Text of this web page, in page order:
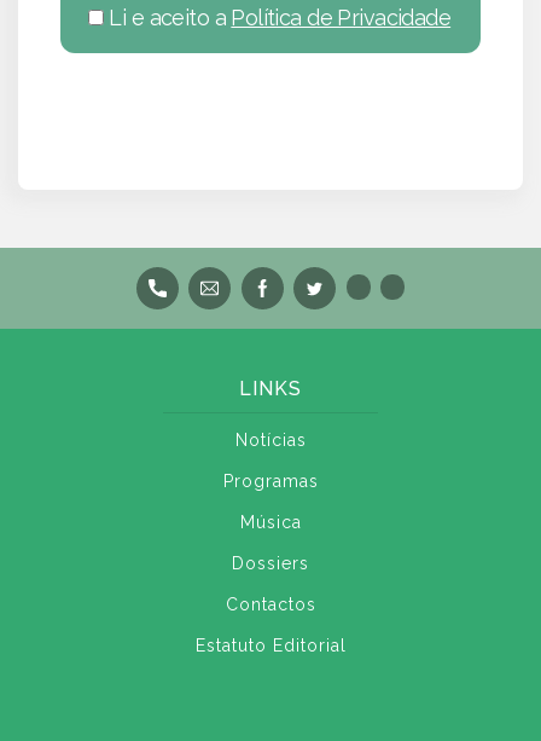
Li e aceito a Política de Privacidade
LINKS
Notícias
Programas
Música
Dossiers
Contactos
Estatuto Editorial